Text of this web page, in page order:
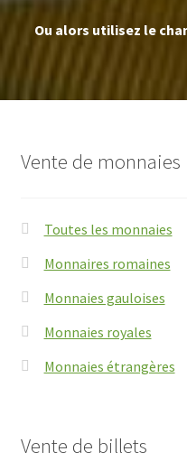
Ou alors utilisez le
Vente de monnaies
Toutes les monnaies
Monnaires romaines
Monnaies gauloises
Monnaies royales
Monnaies étrangères
Vente de billets